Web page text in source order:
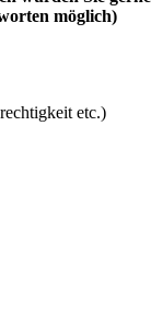
möglich)
etc.)